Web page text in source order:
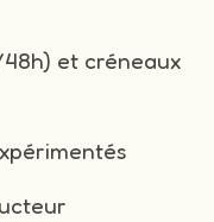
et créneaux